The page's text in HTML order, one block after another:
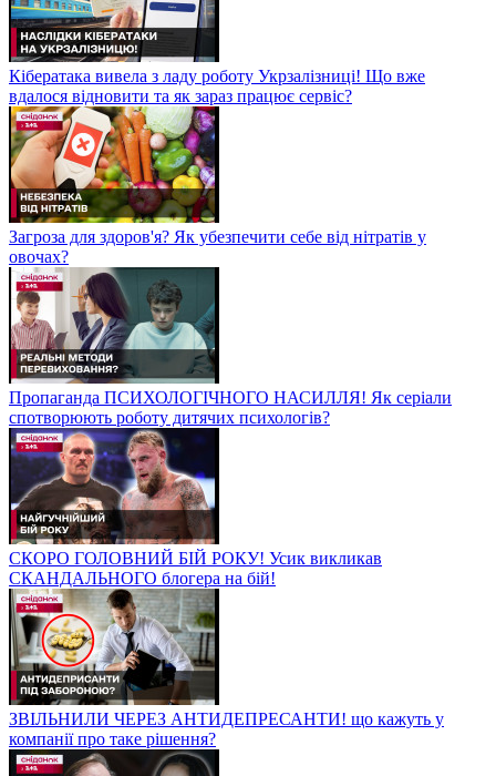
Кібератака вивела з ладу роботу Укрзалізниці! Що вже
вдалося відновити та як зараз працює сервіс?
Загроза для здоров'я? Як убезпечити себе від нітратів у
овочах?
Пропаганда ПСИХОЛОГІЧНОГО НАСИЛЛЯ! Як серіали
спотворюють роботу дитячих психологів?
СКОРО ГОЛОВНИЙ БІЙ РОКУ! Усик викликав
СКАНДАЛЬНОГО блогера на бій!
ЗВІЛЬНИЛИ ЧЕРЕЗ АНТИДЕПРЕСАНТИ! що кажуть у
компанії про таке рішення?